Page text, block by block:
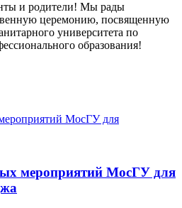
и родители! Мы рады
церемонию, посвященную
университета по
образования!
мероприятий МосГУ для